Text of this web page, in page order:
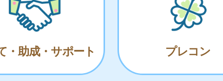
・助成・サポート プレコン